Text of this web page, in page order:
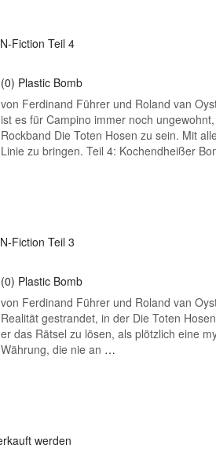
Fiction Teil 4
(0) Plastic Bomb
von Ferdinand Führer und Roland van
ist es für Campino immer noch
Rockband Die Toten Hosen zu sein. Mit
Linie zu bringen. Teil 4: Kochendheißer
Fiction Teil 3
(0) Plastic Bomb
von Ferdinand Führer und Roland van
Realität gestrandet, in der Die Toten
er das Rätsel zu lösen, als plötzlich eine
Währung, die nie an …
werden